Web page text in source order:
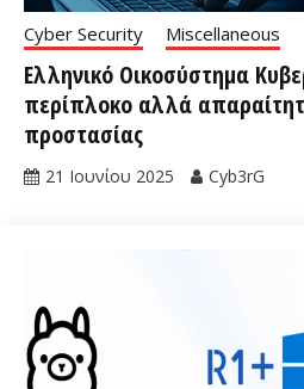
Cyber Security Miscellaneous
Ελληνικό Οικοσύστημα
περίπλοκο αλλά
προστασίας
21 Ιουνίου 2025 Cyb3rG